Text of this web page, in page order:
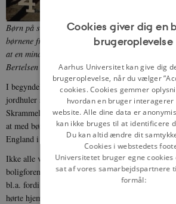
Børn på skrammellegepladsen i Emdrup i
børnene fra det nærliggende sociale
at en mindre dreng får læst og påskrevet, mens
Bertelsen ser til.Fra: Skolehistorie.au.dk
I begyndelsen var det småt med skrammel, men
jordhuler selskab af høje konstruktioner, små
Skrammellegepladsen fik stor international
at med børn skulle land (gen)opbygges, og
England i de første efterkrigsår.
Ikke alle var dog lige begejstrede for tanken.
boligforeninger, som husede
bl.a. fordi Jonas havde givet husly til nogle
hørte hjemme på en legeplads. Andre kritiske
Cookies giver dig en
brugeroplevelse
Aarhus Universitet kan give dig
brugeroplevelse, når du vælger
cookies. Cookies gemmer
hvordan en bruger interagerer
website. Alle dine data er
kan ikke bruges til at identificere
Du kan altid ændre dit
Cookies i webstedets
Universitetet bruger egne cookies
sat af vores samarbejdspartnere
formål: